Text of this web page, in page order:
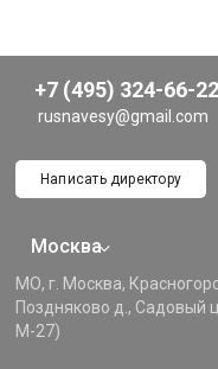
+7 (495) 324-66-22
rusnavesy@gmail.com
Написать директору
Москва
МО, г. Москва,
Поздняково д., Садовый
М-27)